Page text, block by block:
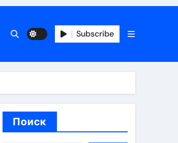
защита
и круглосуточным
Subscribe
Поиск